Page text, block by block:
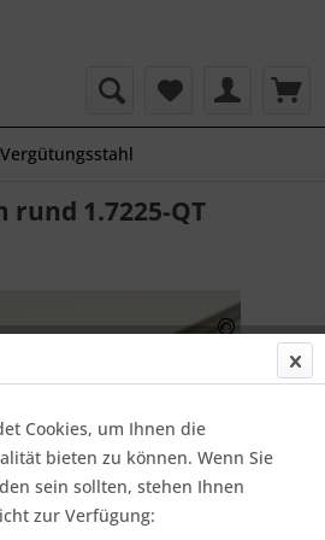
rund 1.7225-QT
Cookies, um Ihnen die
bieten zu können. Wenn Sie
sein sollten, stehen Ihnen
zur Verfügung: